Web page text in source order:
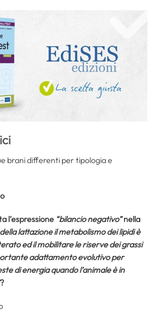
brani differenti per tipologia e
l’espressione “bilancio negativo”nella
della lattazione il metabolismo dei lipidi è
ed il mobilitare le riserve dei grassi
adattamento evolutivo per
di energia quando l’animale è in
?